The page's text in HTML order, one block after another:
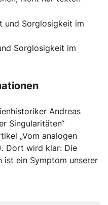
Sorglosigkeit im
Andreas
Singularitäten“
„Vom analogen
Dort wird klar: Die
ist ein Symptom unserer